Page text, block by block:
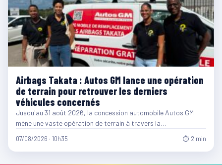
Airbags Takata : Autos GM lance une opération
de terrain pour retrouver les derniers
véhicules concernés
Jusqu'au 31 août 2026, la concession automobile Autos GM
mène une vaste opération de terrain à travers la…
07/08/2026 · 10h35 ⏱ 2 min